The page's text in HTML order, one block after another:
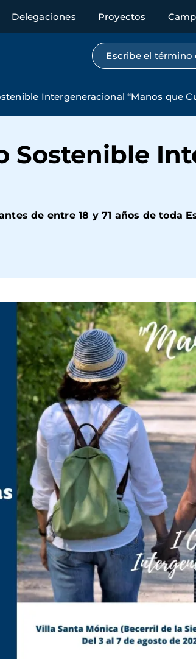
Delegaciones Proyectos
Búsqueda por
Intergeneracional “Manos que
Sostenible
de entre 18 y 71 años de toda